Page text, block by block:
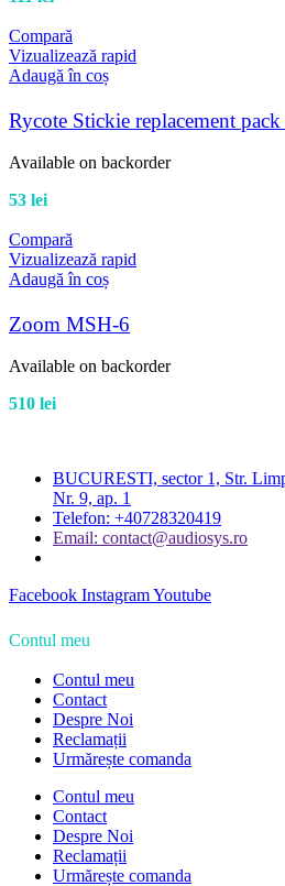
Compară
Vizualizează rapid
Adaugă în coș
Rycote Stickie replacement pack
Available on backorder
53 lei
Compară
Vizualizează rapid
Adaugă în coș
Zoom MSH-6
Available on backorder
510 lei
BUCURESTI, sector 1, Str.
Nr. 9, ap. 1
Telefon: +40728320419
Email: contact@audiosys.ro
Facebook InstagramYoutube
Contul meu
Contul meu
Contact
Despre Noi
Reclamații
Urmărește comanda
Contul meu
Contact
Despre Noi
Reclamații
Urmărește comanda